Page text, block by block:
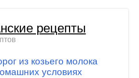
рецепты
из козьего молока
условиях